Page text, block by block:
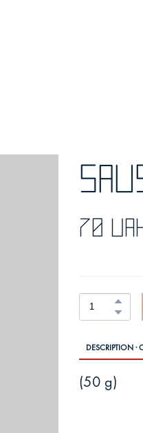
70
DESCRIPTION
(50 g)